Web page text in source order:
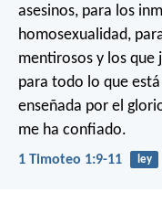
asesinos, para los
homosexualidad,
mentirosos y los que
para todo lo que
enseñada por el
me ha confiado.
1 Timoteo 1:9-11 ley